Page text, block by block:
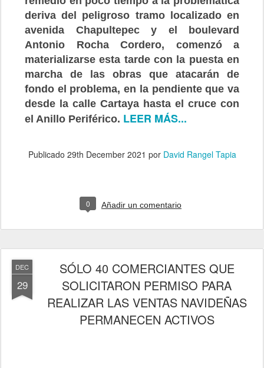
deriva del peligroso tramo localizado en
avenida Chapultepec y el boulevard
Antonio Rocha Cordero, comenzó a
materializarse esta tarde con la puesta en
marcha de las obras que atacarán de
fondo el problema, en la pendiente que va
desde la calle Cartaya hasta el cruce con
el Anillo Periférico. LEER MÁS...
Publicado 29th December 2021 por David Rangel Tapia
0 Añadir un comentario
DEC
29
SÓLO 40 COMERCIANTES QUE
SOLICITARON PERMISO PARA
REALIZAR LAS VENTAS NAVIDEÑAS
PERMANECEN ACTIVOS